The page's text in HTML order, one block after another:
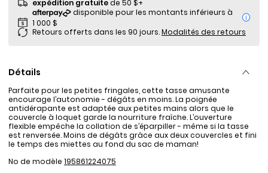
expédition gratuitede 50 $+
i
Retours offerts dans les 90 jours.Modalités des retours
Détails
Parfaite pour les petites fringales, cette tasse amusante
encourage l’autonomie - dégâts en moins. La poignée
antidérapante est adaptée aux petites mains alors que le
couvercle à loquet garde la nourriture fraîche. L’ouverture
flexible empêche la collation de s’éparpiller - même si la tasse
est renversée. Moins de dégâts grâce aux deux couvercles et fini
le temps des miettes au fond du sac de maman!
No de modèle 195861224075